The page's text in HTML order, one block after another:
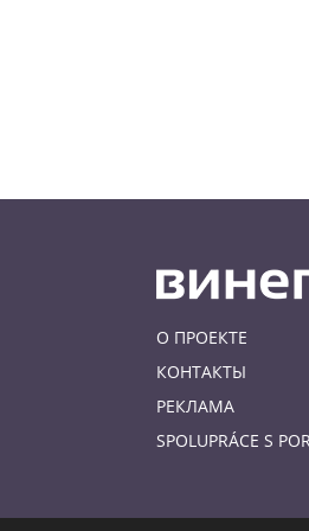
О ПРОЕКТЕ
КОНТАКТЫ
РЕКЛАМА
SPOLUPRÁCE S